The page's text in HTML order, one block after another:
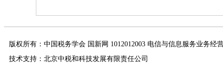
版权所有：中国税务学会 国新网 1012012003 电信与信息服务业务经
技术支持：北京中税和科技发展有限责任公司